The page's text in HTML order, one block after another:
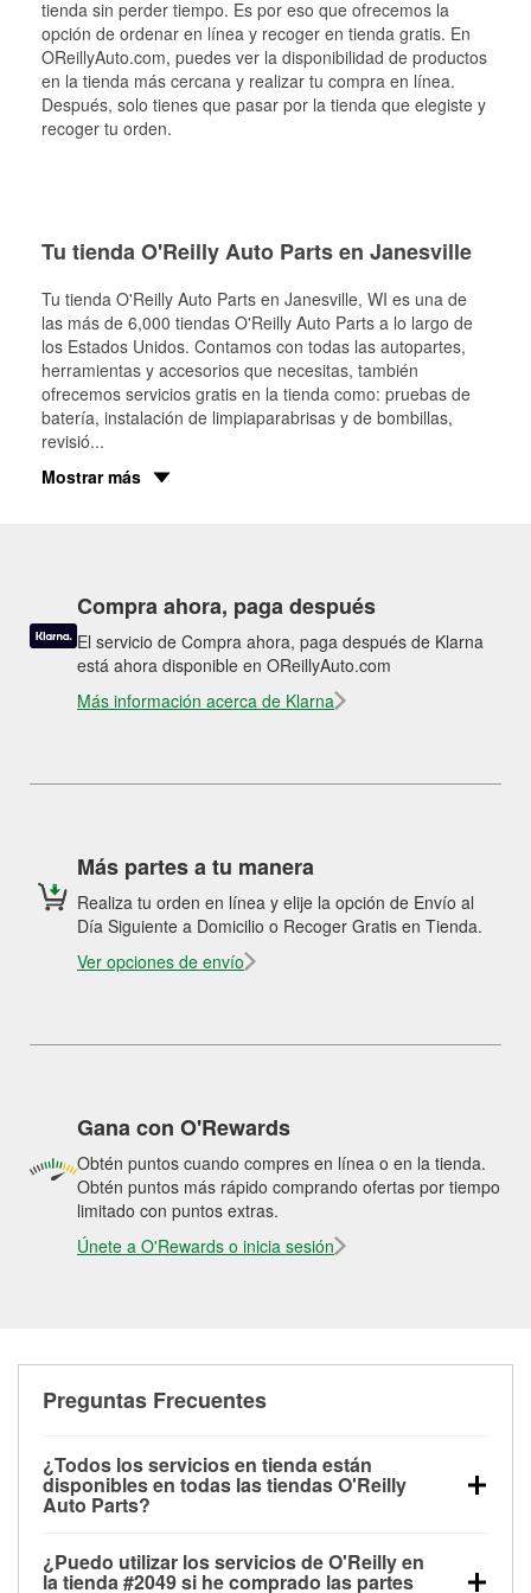
tienda sin perder tiempo. Es por eso que ofrecemos la
opción de ordenar en línea y recoger en tienda gratis. En
OReillyAuto.com, puedes ver la disponibilidad de productos
en la tienda más cercana y realizar tu compra en línea.
Después, solo tienes que pasar por la tienda que elegiste y
recoger tu orden.
Tu tienda O'Reilly Auto Parts en Janesville
Tu tienda O'Reilly Auto Parts en Janesville, WI es una de
las más de 6,000 tiendas O'Reilly Auto Parts a lo largo de
los Estados Unidos. Contamos con todas las autopartes,
herramientas y accesorios que necesitas, también
ofrecemos servicios gratis en la tienda como: pruebas de
batería, instalación de limpiaparabrisas y de bombillas,
revisió...
Mostrar más
Compra ahora, paga después
El servicio de Compra ahora, paga después de Klarna
está ahora disponible en OReillyAuto.com
Más información acerca de Klarna
Más partes a tu manera
Realiza tu orden en línea y elije la opción de Envío al
Día Siguiente a Domicilio o Recoger Gratis en Tienda.
Ver opciones de envío
Gana con O'Rewards
Obtén puntos cuando compres en línea o en la tienda.
Obtén puntos más rápido comprando ofertas por tiempo
limitado con puntos extras.
Únete a O'Rewards o inicia sesión
Preguntas Frecuentes
¿Todos los servicios en tienda están
disponibles en todas las tiendas O'Reilly
Auto Parts?
las pruebas de batería, pruebas de alternador y
¿Puedo utilizar los servicios de O'Reilly en
la tienda #2049 si he comprado las partes